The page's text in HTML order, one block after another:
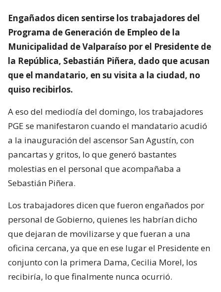
Engañados dicen sentirse los trabajadores del
Programa de Generación de Empleo de la
Municipalidad de Valparaíso por el Presidente de
la República, Sebastián Piñera, dado que acusan
que el mandatario, en su visita a la ciudad, no
quiso recibirlos.
A eso del mediodía del domingo, los trabajadores
PGE se manifestaron cuando el mandatario acudió
a la inauguración del ascensor San Agustín, con
pancartas y gritos, lo que generó bastantes
molestias en el personal que acompañaba a
Sebastián Piñera.
Los trabajadores dicen que fueron engañados por
personal de Gobierno, quienes les habrían dicho
que dejaran de movilizarse y que fueran a una
oficina cercana, ya que en ese lugar el Presidente en
conjunto con la primera Dama, Cecilia Morel, los
recibiría, lo que finalmente nunca ocurrió.